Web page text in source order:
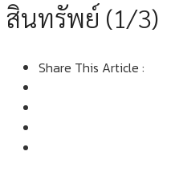
สินทรัพย์ (1/3)
Share This Article :